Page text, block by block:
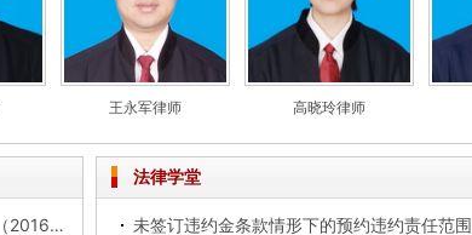
王永军律师 高晓玲律师
律师办理私募投资基金法律业务操作指引（2016试行）
法律学堂
未签订违约金条款情形下的预约违约责任范围